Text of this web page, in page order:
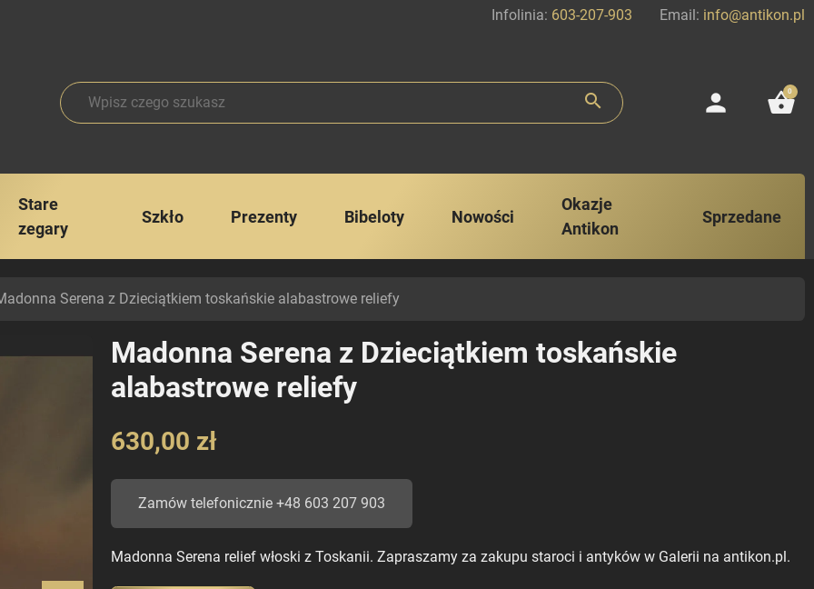
Infolinia: 603-207-903 Email: info@antikon.pl
search person shopping_basket
0
Stare
zegary
Szkło Prezenty Bibeloty Nowości
Okazje
Antikon
Sprzedane
Serena z Dzieciątkiem toskańskie alabastrowe reliefy
Madonna Serena z Dzieciątkiem toskańskie
alabastrowe reliefy
630,00 zł
Zamów telefonicznie +48 603 207 903
Madonna Serena relief włoski z Toskanii. Zapraszamy za zakupu staroci i antyków w Galerii na antikon.pl.